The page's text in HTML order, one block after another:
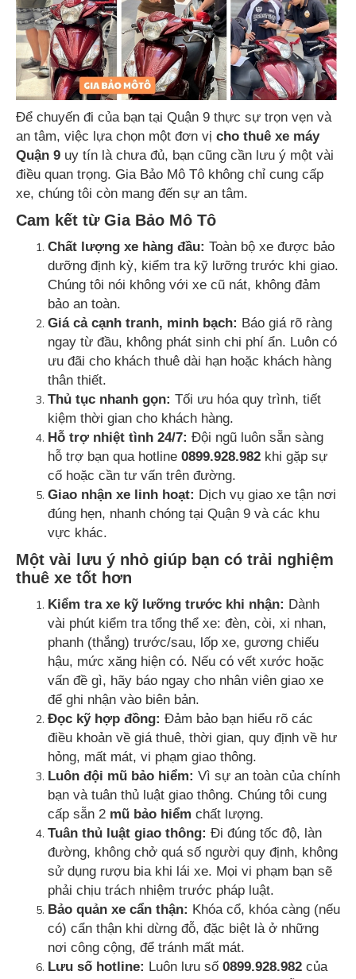
Để chuyến đi của bạn tại Quận 9 thực sự trọn vẹn và
an tâm, việc lựa chọn một đơn vị cho thuê xe máy
Quận 9 uy tín là chưa đủ, bạn cũng cần lưu ý một vài
điều quan trọng. Gia Bảo Mô Tô không chỉ cung cấp
xe, chúng tôi còn mang đến sự an tâm.
Cam kết từ Gia Bảo Mô Tô
Chất lượng xe hàng đầu: Toàn bộ xe được bảo
dưỡng định kỳ, kiểm tra kỹ lưỡng trước khi giao.
Chúng tôi nói không với xe cũ nát, không đảm
bảo an toàn.
Giá cả cạnh tranh, minh bạch: Báo giá rõ ràng
ngay từ đầu, không phát sinh chi phí ẩn. Luôn có
ưu đãi cho khách thuê dài hạn hoặc khách hàng
thân thiết.
Thủ tục nhanh gọn: Tối ưu hóa quy trình, tiết
kiệm thời gian cho khách hàng.
Hỗ trợ nhiệt tình 24/7: Đội ngũ luôn sẵn sàng
hỗ trợ bạn qua hotline 0899.928.982 khi gặp sự
cố hoặc cần tư vấn trên đường.
Giao nhận xe linh hoạt: Dịch vụ giao xe tận nơi
đúng hẹn, nhanh chóng tại Quận 9 và các khu
vực khác.
Một vài lưu ý nhỏ giúp bạn có trải nghiệm
thuê xe tốt hơn
Kiểm tra xe kỹ lưỡng trước khi nhận: Dành
vài phút kiểm tra tổng thể xe: đèn, còi, xi nhan,
phanh (thắng) trước/sau, lốp xe, gương chiếu
hậu, mức xăng hiện có. Nếu có vết xước hoặc
vấn đề gì, hãy báo ngay cho nhân viên giao xe
để ghi nhận vào biên bản.
Đọc kỹ hợp đồng: Đảm bảo bạn hiểu rõ các
điều khoản về giá thuê, thời gian, quy định về hư
hỏng, mất mát, vi phạm giao thông.
Luôn đội mũ bảo hiểm: Vì sự an toàn của chính
bạn và tuân thủ luật giao thông. Chúng tôi cung
cấp sẵn 2 mũ bảo hiểm chất lượng.
Tuân thủ luật giao thông: Đi đúng tốc độ, làn
đường, không chở quá số người quy định, không
sử dụng rượu bia khi lái xe. Mọi vi phạm bạn sẽ
phải chịu trách nhiệm trước pháp luật.
Bảo quản xe cẩn thận: Khóa cổ, khóa càng (nếu
có) cẩn thận khi dừng đỗ, đặc biệt là ở những
nơi công cộng, để tránh mất mát.
Lưu số hotline: Luôn lưu số 0899.928.982 của